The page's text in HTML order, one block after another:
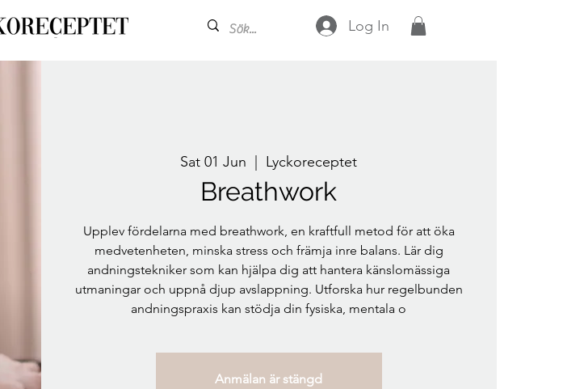
Log In
Sat 01 Jun Lyckoreceptet
Breathwork
Upplev fördelarna med breathwork, en kraftfull metod för att öka
medvetenheten, minska stress och främja inre balans. Lär dig
andningstekniker som kan hjälpa dig att hantera känslomässiga
utmaningar och uppnå djup avslappning. Utforska hur regelbunden
andningspraxis kan stödja din fysiska, mentala o
Anmälan är stängd